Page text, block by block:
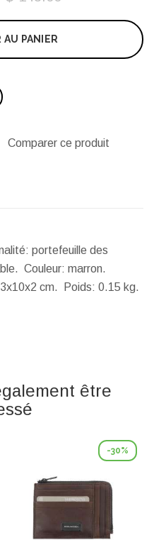
AU PANIER
Comparer ce produit
portefeuille des
Couleur: marron.
cm. Poids: 0.15 kg.
être
-30%